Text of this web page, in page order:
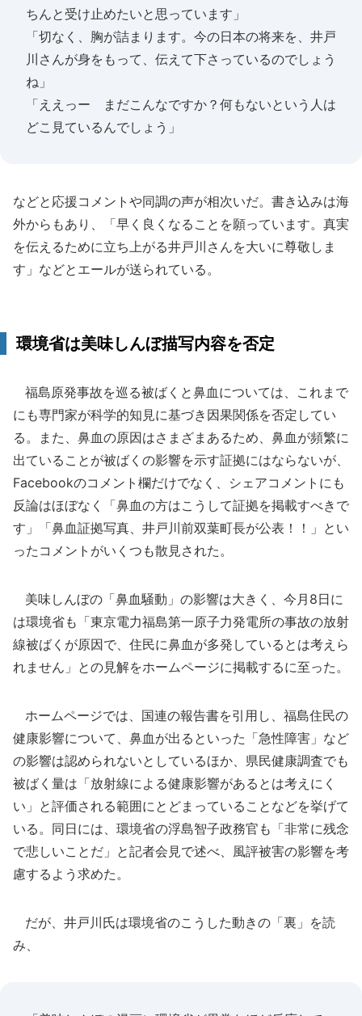
ちんと受け止めたいと思っています」
「切なく、胸が詰まります。今の日本の将来を、井戸
川さんが身をもって、伝えて下さっているのでしょう
ね」
「ええっー まだこんなですか？何もないという人は
どこ見ているんでしょう」
などと応援コメントや同調の声が相次いだ。書き込みは海
外からもあり、「早く良くなることを願っています。真実
を伝えるために立ち上がる井戸川さんを大いに尊敬しま
す」などとエールが送られている。
環境省は美味しんぼ描写内容を否定
福島原発事故を巡る被ばくと鼻血については、これまで
にも専門家が科学的知見に基づき因果関係を否定してい
る。また、鼻血の原因はさまざまあるため、鼻血が頻繁に
出ていることが被ばくの影響を示す証拠にはならないが、
Facebookのコメント欄だけでなく、シェアコメントにも
反論はほぼなく「鼻血の方はこうして証拠を掲載すべきで
す」「鼻血証拠写真、井戸川前双葉町長が公表！！」とい
ったコメントがいくつも散見された。
美味しんぼの「鼻血騒動」の影響は大きく、今月8日に
は環境省も「東京電力福島第一原子力発電所の事故の放射
線被ばくが原因で、住民に鼻血が多発しているとは考えら
れません」との見解をホームページに掲載するに至った。
ホームページでは、国連の報告書を引用し、福島住民の
健康影響について、鼻血が出るといった「急性障害」など
の影響は認められないとしているほか、県民健康調査でも
被ばく量は「放射線による健康影響があるとは考えにく
い」と評価される範囲にとどまっていることなどを挙げて
いる。同日には、環境省の浮島智子政務官も「非常に残念
で悲しいことだ」と記者会見で述べ、風評被害の影響を考
慮するよう求めた。
だが、井戸川氏は環境省のこうした動きの「裏」を読
み、